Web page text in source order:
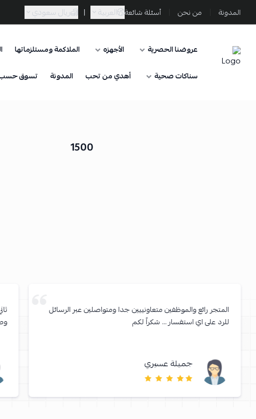
المدونة من نحن أسئلة شائعة العربية | ريال سعودي
Sporta
عروضنا الحصرية الأجهزه الملاكمة ومستلزماتها
سناكات صحية
أهدي من تحب المدونة تسوق حسب
1500
المتجر رائع والموظفين متعاونييين جدا ومتواصلين عبر الرسائل
للرد على اي استفسار … شكراً لكم
جميلة عسيري